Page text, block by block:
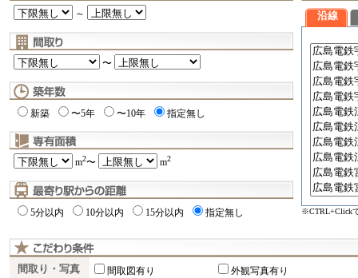
～
〜
新築 〜5年 〜10年 指定無し
m2〜 m2
5分以内 10分以内 15分以内 指定無し
沿線
※CTRL+Click
間取り・写真 間取図有り 外観写真有り